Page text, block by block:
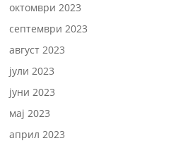
октомври 2023
септември 2023
август 2023
јули 2023
јуни 2023
мај 2023
април 2023